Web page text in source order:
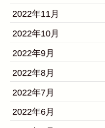
2022年11月
2022年10月
2022年9月
2022年8月
2022年7月
2022年6月